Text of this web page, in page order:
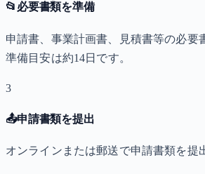
📂 必要書類を準備
申請書、事業計画書、見積書等の必要
準備目安は約14日です。
3
📤申請書類を提出
オンラインまたは郵送で申請書類を提